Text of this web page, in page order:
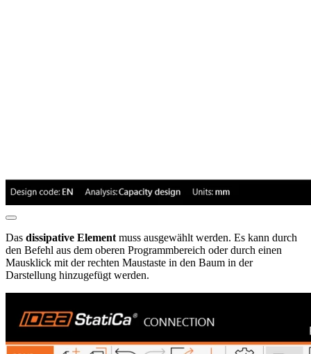
Das dissipative Element muss ausgewählt werden. Es kann durch
den Befehl aus dem oberen Programmbereich oder durch einen
Mausklick mit der rechten Maustaste in den Baum in der
Darstellung hinzugefügt werden.